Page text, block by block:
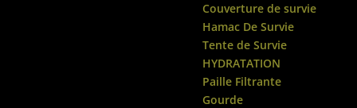
Couverture de survie
Hamac De Survie
Tente de Survie
HYDRATATION
Paille Filtrante
Gourde